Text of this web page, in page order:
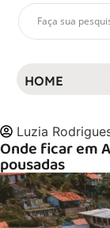
HOME
Luzia
Onde ficar em
pousadas